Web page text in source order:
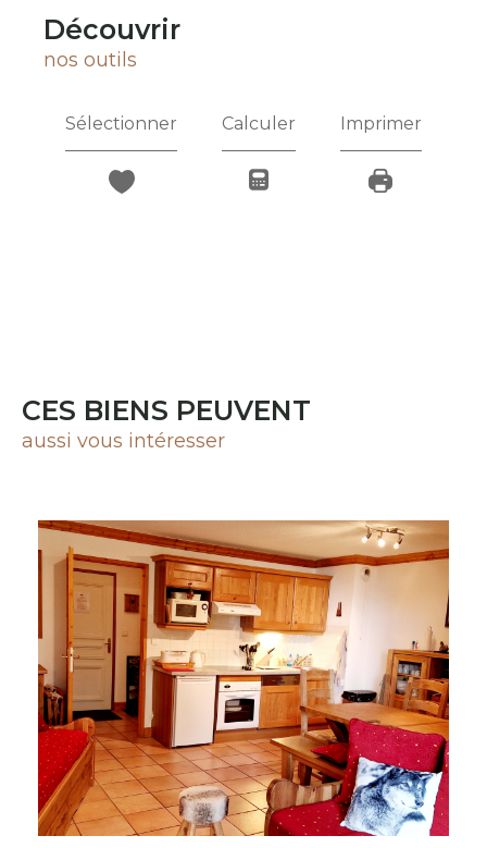
découvrir
nos outils
Sélectionner Calculer Imprimer
CES BIENS PEUVENT
aussi vous intéresser